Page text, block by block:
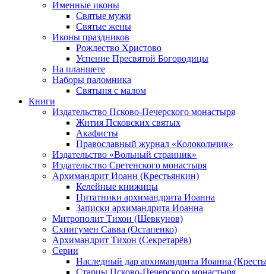
Именные иконы
Святые мужи
Святые жены
Иконы праздников
Рождество Христово
Успение Пресвятой Богородицы
На планшете
Наборы паломника
Святыня с малом
Книги
Издательство Псково-Печерского монастыря
Жития Псковских святых
Акафисты
Православный журнал «Колокольчик»
Издательство «Вольный странник»
Издательство Сретенского монастыря
Архимандрит Иоанн (Крестьянкин)
Келейные книжицы
Цитатники архимандрита Иоанна
Записки архимандрита Иоанна
Митрополит Тихон (Шевкунов)
Схиигумен Савва (Остапенко)
Архимандрит Тихон (Секретарёв)
Серии
Наследный дар архимандрита Иоанна
Старцы Псково-Печерского монастыря